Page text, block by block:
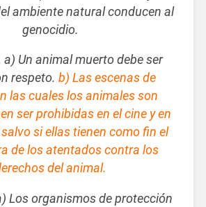
ambiente natural conducen al
genocidio.
a) Un animal muerto debe ser
respeto. b) Las escenas de
las cuales los animales son
ser prohibidas en el cine y en
si ellas tienen como fin el
de los atentados contra los
del animal.
Los organismos de protección